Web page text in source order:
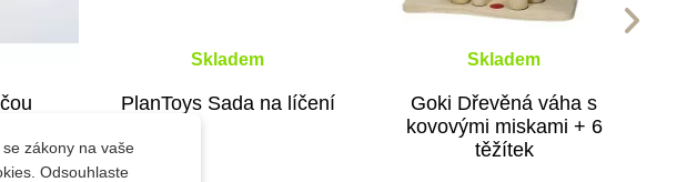
Skladem
PlanToys Sada na líčení
Skladem
Goki Dřevěná váha s
kovovými miskami + 6
těžítek
zákony na vaše
Odsouhlaste